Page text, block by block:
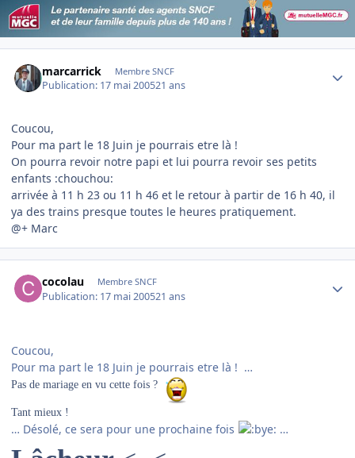
marcarrick Membre SNCF
Publication: 17 mai 200521 ans
Coucou,
Pour ma part le 18 Juin je pourrais etre là !
On pourra revoir notre papi et lui pourra revoir ses petits
enfants :chouchou:
arrivée à 11 h 23 ou 11 h 46 et le retour à partir de 16 h 40, il
ya des trains presque toutes le heures pratiquement.
@+ Marc
cocolau Membre SNCF
Publication: 17 mai 200521 ans
Coucou,
Pour ma part le 18 Juin je pourrais etre là ! …
Pas de mariage en vu cette fois ?
Tant mieux !
… Désolé, ce sera pour une prochaine fois …